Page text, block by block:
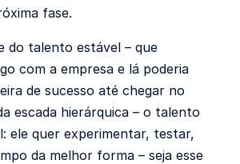
fase.
do talento estável – que
com a empresa e lá poderia
de sucesso até chegar no
escada hierárquica – o talento
ele quer experimentar, testar,
da melhor forma – seja esse